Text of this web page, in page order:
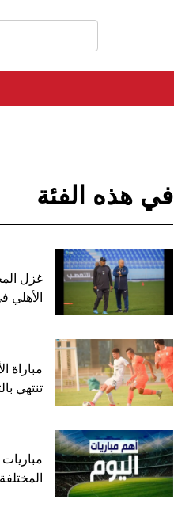
في هذه الفئة
غزل
مباراة
تنتهي
المختلفة